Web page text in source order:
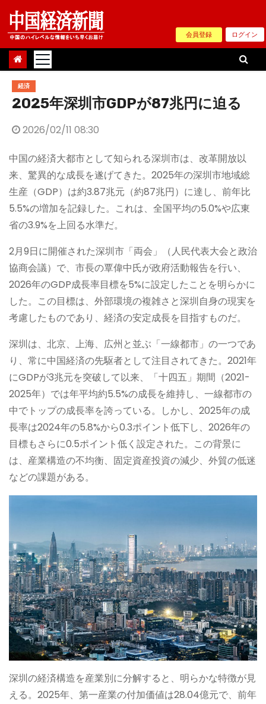
Skip
content
会員登録 ログイン
経済
2025年深圳市GDPが87兆円に迫る
2026/02/11 08:30
中国の経済大都市として知られる深圳市は、改革開放以
来、驚異的な成長を遂げてきた。2025年の深圳市地域総
生産（GDP）は約3.87兆元（約87兆円）に達し、前年比
5.5%の増加を記録した。これは、全国平均の5.0%や広東
省の3.9%を上回る水準だ。
2月9日に開催された深圳市「両会」（人民代表大会と政治
協商会議）で、市長の覃偉中氏が政府活動報告を行い、
2026年のGDP成長率目標を5%に設定したことを明らかに
した。この目標は、外部環境の複雑さと深圳自身の現実を
考慮したものであり、経済の安定成長を目指すものだ。
深圳は、北京、上海、広州と並ぶ「一線都市」の一つであ
り、常に中国経済の先駆者として注目されてきた。2021年
にGDPが3兆元を突破して以来、「十四五」期間（2021-
2025年）では年平均約5.5%の成長を維持し、一線都市の
中でトップの成長率を誇っている。しかし、2025年の成
長率は2024年の5.8%から0.3ポイント低下し、2026年の
目標もさらに0.5ポイント低く設定された。この背景に
は、産業構造の不均衡、固定資産投資の減少、外貿の低迷
などの課題がある。
深圳の経済構造を産業別に分解すると、明らかな特徴が見
える。2025年、第一産業の付加価値は28.04億元で、前年